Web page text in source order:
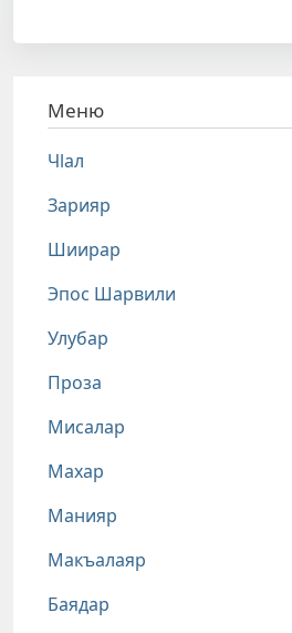
Меню
Чlал
Зарияр
Шиирар
Эпос Шарвили
Улубар
Проза
Мисалар
Махар
Манияр
Макъалаяр
Баядар